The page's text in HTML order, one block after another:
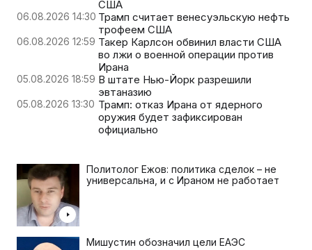
США
06.08.2026 14:30 Трамп считает венесуэльскую нефть
трофеем США
06.08.2026 12:59 Такер Карлсон обвинил власти США
во лжи о военной операции против
Ирана
05.08.2026 18:59 В штате Нью-Йорк разрешили
эвтаназию
05.08.2026 13:30 Трамп: отказ Ирана от ядерного
оружия будет зафиксирован
официально
Политолог Ежов: политика сделок – не
универсальна, и с Ираном не работает
Мишустин обозначил цели ЕАЭС